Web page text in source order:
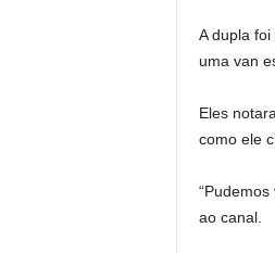
A dupla foi
uma van
Eles
como ele
ao canal.